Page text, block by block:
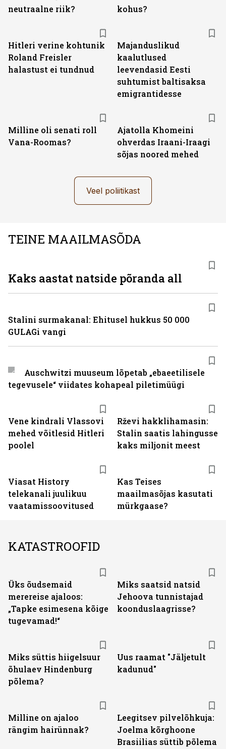
neutraalne riik?
kohus?
Hitleri verine kohtunik
Roland Freisler
halastust ei tundnud
Majanduslikud
kaalutlused
leevendasid Eesti
suhtumist baltisaksa
emigrantidesse
Milline oli senati roll
Vana-Roomas?
Ajatolla Khomeini
ohverdas Iraani-Iraagi
sõjas noored mehed
Veel poliitikast
TEINE MAAILMASÕDA
Vene kindrali Vlassovi
mehed võitlesid Hitleri
poolel
Rževi hakklihamasin:
Stalin saatis lahingusse
kaks miljonit meest
Viasat History
telekanali juulikuu
vaatamissoovitused
Kas Teises
maailmasõjas kasutati
mürkgaase?
Kaks aastat natside põranda all
Stalini surmakanal: Ehitusel hukkus 50 000
GULAGi vangi
Auschwitzi muuseum lõpetab „ebaeetilisele
tegevusele“ viidates kohapeal piletimüügi
KATASTROOFID
Üks õudsemaid
merereise ajaloos:
„Tapke esimesena kõige
tugevamad!“
Miks saatsid natsid
Jehoova tunnistajad
koonduslaagrisse?
Miks süttis hiigelsuur
õhulaev Hindenburg
põlema?
Uus raamat "Jäljetult
kadunud"
Milline on ajaloo
rängim hairünnak?
Leegitsev pilvelõhkuja:
Joelma kõrghoone
Brasiilias süttib põlema